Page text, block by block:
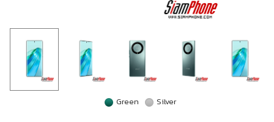
Green Silver